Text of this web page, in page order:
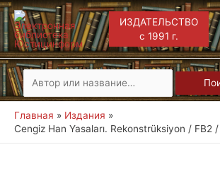
ИЗДАТЕЛЬСТВО
с 1991 г.
Искать:
Главная
Издания
Cengiz Han Yasaları. Rekonstrüksiyon / FB2